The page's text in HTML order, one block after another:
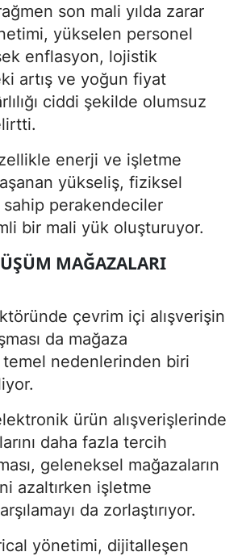
son mali yılda zarar
yükselen personel
enflasyon, lojistik
artış ve yoğun fiyat
ciddi şekilde olumsuz
enerji ve işletme
yükseliş, fiziksel
sahip perakendeciler
bir mali yük oluşturuyor.
MAĞAZALARI
çevrim içi alışverişin
da mağaza
temel nedenlerinden biri
ürün alışverişlerinde
daha fazla tercih
geleneksel mağazaların
azaltırken işletme
da zorlaştırıyor.
yönetimi, dijitalleşen